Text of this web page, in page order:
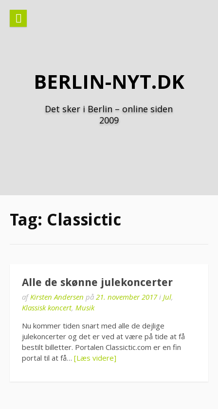
indhold
BERLIN-NYT.DK
Det sker i Berlin – online siden
2009
Tag: Classictic
Alle de skønne julekoncerter
afKirsten Andersen på 21. november 2017i Jul,
Klassisk koncert, Musik
Nu kommer tiden snart med alle de dejlige
julekoncerter og det er ved at være på tide at få
bestilt billetter. Portalen Classictic.com er en fin
portal til at få… [Læs videre]